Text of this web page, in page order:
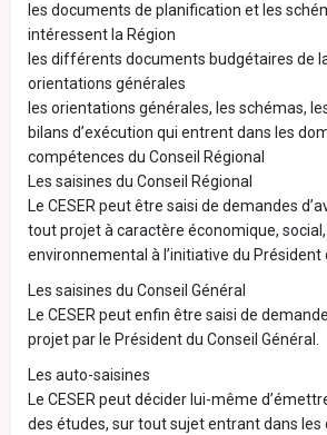
les documents de planification et les
intéressent la Région
les différents documents budgétaires de
orientations générales
les orientations générales, les schémas,
bilans d’exécution qui entrent dans les
compétences du Conseil Régional
Les saisines du Conseil Régional
Le CESER peut être saisi de demandes
tout projet à caractère économique,
environnemental à l’initiative du Président
Les saisines du Conseil Général
Le CESER peut enfin être saisi de
projet par le Président du Conseil Général.
Les auto-saisines
Le CESER peut décider lui-même
des études, sur tout sujet entrant dans